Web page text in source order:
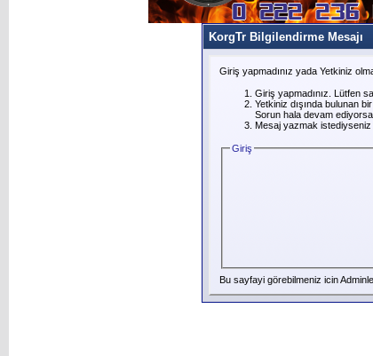
KorgTr Bilgilendirme Mesajı
Giriş yapmadınız yada Yetkiniz
Giriş yapmadınız. Lütfen
Yetkiniz dışında bulunan
Sorun hala devam
Mesaj yazmak istediyseniz
Giriş
Bu sayfayi görebilmeniz icin